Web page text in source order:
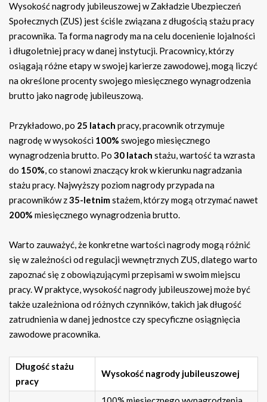
Wysokość nagrody jubileuszowej w Zakładzie Ubezpieczeń
Społecznych (ZUS) jest ściśle związana z długością stażu pracy
pracownika. Ta forma nagrody ma na celu docenienie lojalności
i długoletniej pracy w danej instytucji. Pracownicy, którzy
osiągają różne etapy w swojej karierze zawodowej, mogą liczyć
na określone procenty swojego miesięcznego wynagrodzenia
brutto jako nagrodę jubileuszową.
Przykładowo, po 25 latach pracy, pracownik otrzymuje
nagrodę w wysokości 100% swojego miesięcznego
wynagrodzenia brutto. Po 30 latach stażu, wartość ta wzrasta
do 150%, co stanowi znaczący krok w kierunku nagradzania
stażu pracy. Najwyższy poziom nagrody przypada na
pracowników z35-letnimstażem, którzy mogą otrzymać nawet
200% miesięcznego wynagrodzenia brutto.
Warto zauważyć, że konkretne wartości nagrody mogą różnić
się w zależności od regulacji wewnętrznych ZUS, dlatego warto
zapoznać się z obowiązującymi przepisami w swoim miejscu
pracy. W praktyce, wysokość nagrody jubileuszowej może być
także uzależniona od różnych czynników, takich jak długość
zatrudnienia w danej jednostce czy specyficzne osiągnięcia
zawodowe pracownika.
Długość stażu
pracy
Wysokość nagrody jubileuszowej